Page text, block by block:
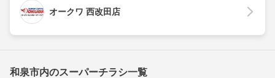
オークワ 西改田店
和泉市内のスーパーチラシ一覧